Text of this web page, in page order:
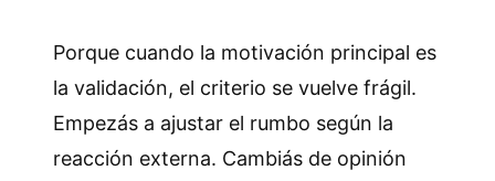
Porque cuando la motivación principal es
la validación, el criterio se vuelve frágil.
Empezás a ajustar el rumbo según la
reacción externa. Cambiás de opinión